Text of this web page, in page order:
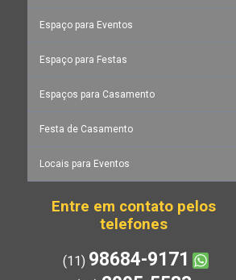
Espaço para Eventos
Espaço para Festas
Espaços para Casamento
Festa de Casamento
Locais para Eventos
Entre em contato pelos
telefones
(11) 98684-9171